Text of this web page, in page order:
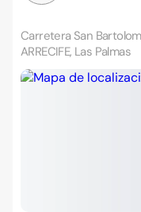
Carretera San
ARRECIFE, Las Palmas